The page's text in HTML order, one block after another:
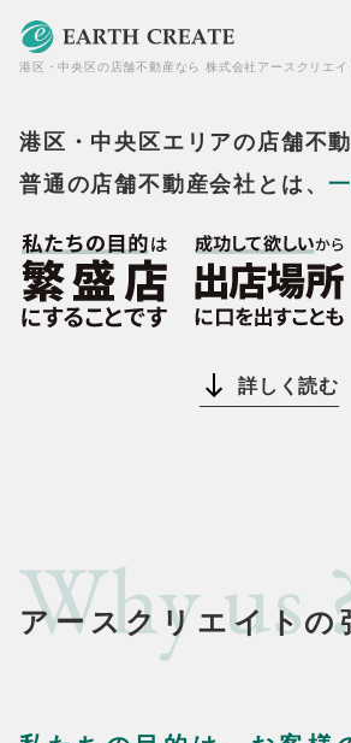
港区・中央区の店舗不動産なら株式会社アースクリエイ
港区・中央区エリアの店舗不動
普通の店舗不動産会社とは、
私達の目的は繁盛
詳しく読む
アースクリエイトの
Why us